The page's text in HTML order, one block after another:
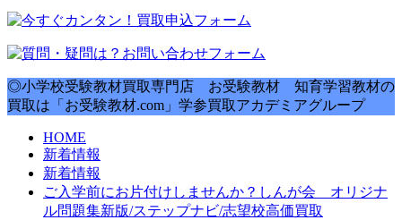
◎小学校受験教材買取専門店 お受験教材 知育学習教材の
買取は「お受験教材.com」学参買取アカデミアグループ
HOME
新着情報
新着情報
ご入学前にお片付けしませんか？しんが会 オリジナ
ル問題集新版/ステップナビ/志望校高価買取